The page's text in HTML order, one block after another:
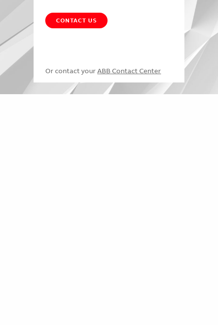
CONTACT US
Or contact your ABB Contact Center